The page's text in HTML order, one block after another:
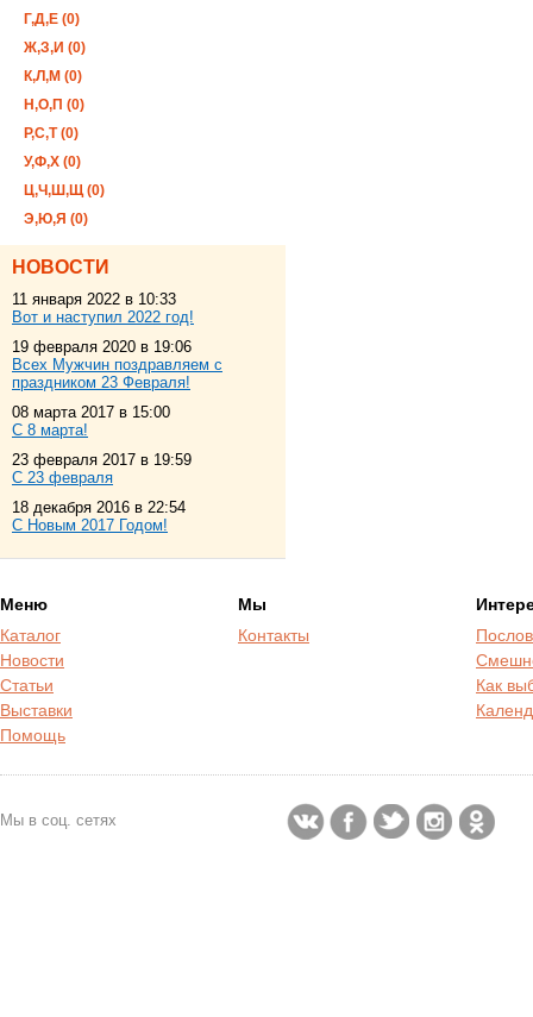
Г,Д,Е (0)
Ж,З,И (0)
К,Л,М (0)
Н,О,П (0)
Р,С,Т (0)
У,Ф,Х (0)
Ц,Ч,Ш,Щ (0)
Э,Ю,Я (0)
НОВОСТИ
11 января 2022 в 10:33
Вот и наступил 2022 год!
19 февраля 2020 в 19:06
Всех Мужчин поздравляем с
праздником 23 Февраля!
08 марта 2017 в 15:00
С 8 марта!
23 февраля 2017 в 19:59
С 23 февраля
18 декабря 2016 в 22:54
С Новым 2017 Годом!
Меню
Каталог
Новости
Статьи
Выставки
Помощь
Мы
Контакты
Как
Мы в соц. сетях